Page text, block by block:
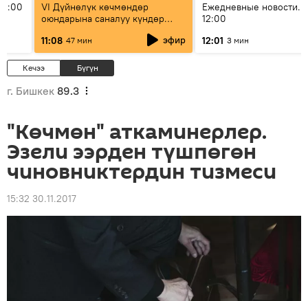
VI Дүйнөлүк көчмөндөр
оюндарына саналуу күндөр
калды: даярдык иштери кайсы
этапка жетти?
11:08 47 мин эфир
Ежедневные новости.
12:00
12:01 3 мин
Кечээ Бүгүн
г. Бишкек 89.3
"Көчмөн" аткаминерлер.
Эзели ээрден түшпөгөн
чиновниктердин тизмеси
15:32 30.11.2017